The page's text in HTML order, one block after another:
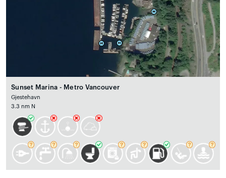
Sunset Marina - Metro Vancouver
Gjestehavn
3.3 nm N